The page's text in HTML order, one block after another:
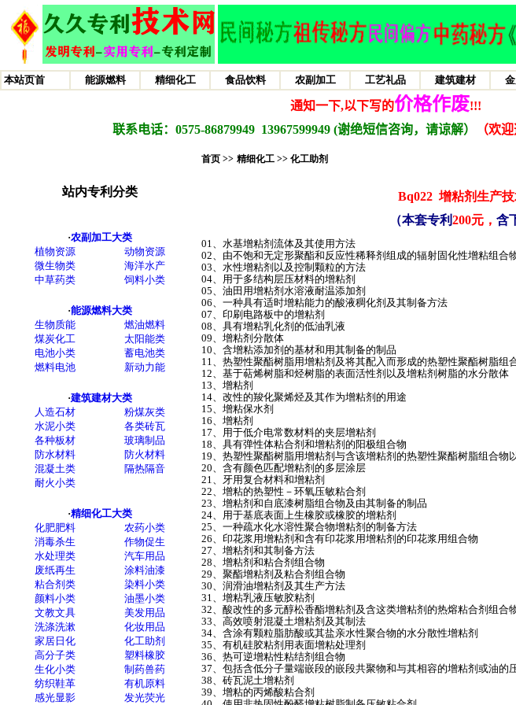
首页 >> 精细化工 >> 化工助剂
Bq022 增粘剂生产
（本套专利200元， 含
01、水基增粘剂流体及其使用方法
02、由不饱和无定形聚酯和反应性稀释剂组成的辐射固化性增粘组合
03、水性增粘剂以及控制颗粒的方法
04、用于多结构层压材料的增粘剂
05、油田用增粘剂水溶液耐温添加剂
06、一种具有适时增粘能力的酸液稠化剂及其制备方法
07、印刷电路板中的增粘剂
08、具有增粘乳化剂的低油乳液
09、增粘剂分散体
10、含增粘添加剂的基材和用其制备的制品
11、热塑性聚酯树脂用增粘剂及将其配入而形成的热塑性聚酯树脂组
12、基于萜烯树脂和烃树脂的表面活性剂以及增粘剂树脂的水分散体
13、增粘剂
14、改性的羧化聚烯烃及其作为增粘剂的用途
15、增粘保水剂
16、增粘剂
17、用于低介电常数材料的夹层增粘剂
18、具有弹性体粘合剂和增粘剂的阳极组合物
19、热塑性聚酯树脂用增粘剂与含该增粘剂的热塑性聚酯树脂组合物
20、含有颜色匹配增粘剂的多层涂层
21、牙用复合材料和增粘剂
22、增粘的热塑性－环氧压敏粘合剂
23、增粘剂和自底漆树脂组合物及由其制备的制品
24、用于基底表面上生橡胶或橡胶的增粘剂
25、一种疏水化水溶性聚合物增粘剂的制备方法
26、印花浆用增粘剂和含有印花浆用增粘剂的印花浆用组合物
27、增粘剂和其制备方法
28、增粘剂和粘合剂组合物
29、聚酯增粘剂及粘合剂组合物
30、润滑油增粘剂及其生产方法
31、增粘乳液压敏胶粘剂
32、酸改性的多元醇松香酯增粘剂及含这类增粘剂的热熔粘合剂组合
33、高效喷射混凝土增粘剂及其制法
34、含涂有颗粒脂肪酸或其盐亲水性聚合物的水分散性增粘剂
35、有机硅胶粘剂用表面增粘处理剂
36、热可逆增粘性粘结剂组合物
37、包括含低分子量端嵌段的嵌段共聚物和与其相容的增粘剂或油的
38、砖瓦泥土增粘剂
39、增粘的丙烯酸粘合剂